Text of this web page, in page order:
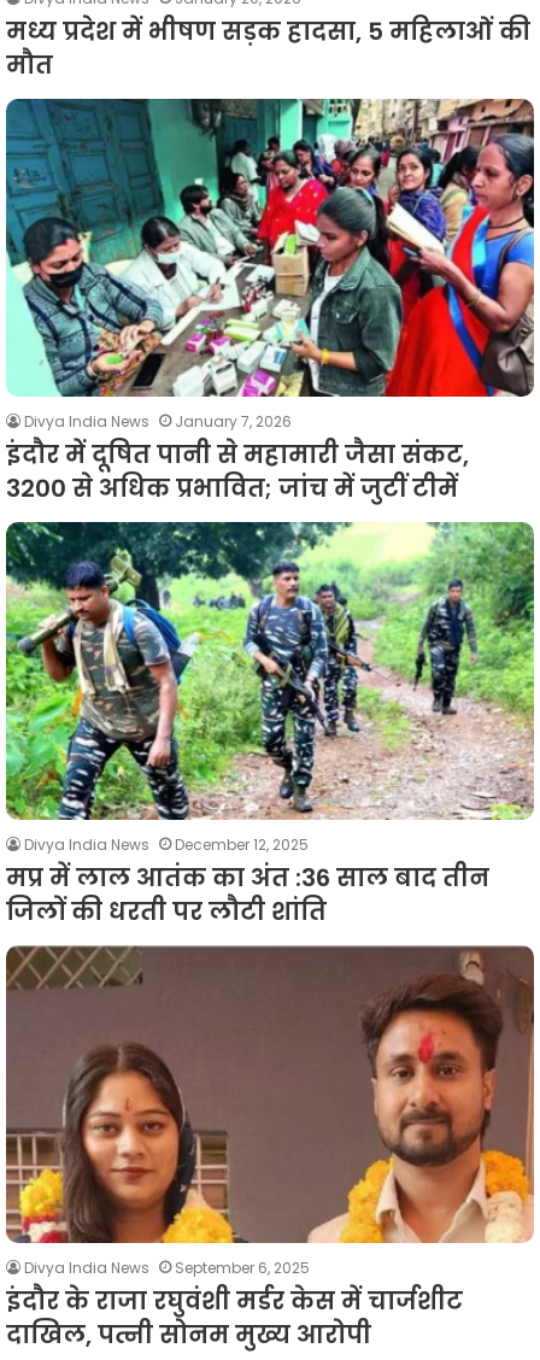
मध्य प्रदेश में भीषण सड़क हादसा, 5 महिलाओं की
मौत
Divya India News January 7, 2026
इंदौर में दूषित पानी से महामारी जैसा संकट,
3200 से अधिक प्रभावित; जांच में जुटीं टीमें
Divya India News December 12, 2025
मप्र में लाल आतंक का अंत :36 साल बाद तीन
जिलों की धरती पर लौटी शांति
Divya India News September 6, 2025
इंदौर के राजा रघुवंशी मर्डर केस में चार्जशीट
दाखिल, पत्नी सोनम मुख्य आरोपी